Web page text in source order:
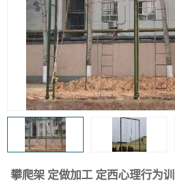
攀爬架 定做加工 定西心理行为